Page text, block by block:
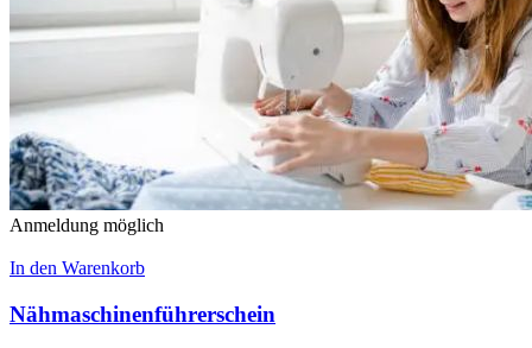
Anmeldung möglich
In den Warenkorb
Nähmaschinenführerschein